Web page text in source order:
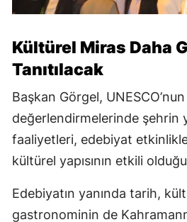
Kültürel Miras Daha
Tanıtılacak
Başkan Görgel, UNESCO’nun
değerlendirmelerinde şehrin
faaliyetleri, edebiyat
kültürel yapısının etkili
Edebiyatın yanında tarih,
gastronominin de